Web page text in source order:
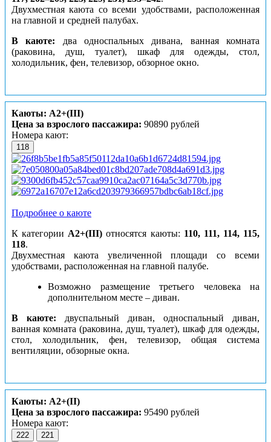
Двухместная каюта со всеми удобствами, расположенная
на главной и средней палубах.
В каюте: два односпальных дивана, ванная комната
(раковина, душ, туалет), шкаф для одежды, стол,
холодильник, фен, телевизор, обзорное окно.
Каюты: А2+(III)
Цена за взрослого пассажира: 90890 рублей
Номера кают:
118
Подробнее о каюте
К категорииА2+(III) относятся каюты: 110, 111, 114, 115,
118.
Двухместная каюта увеличенной площади со всеми
удобствами, расположенная на главной палубе.
Возможно размещение третьего человека на
дополнительном месте – диван.
В каюте: двуспальный диван, односпальный диван,
ванная комната (раковина, душ, туалет), шкаф для одежды,
стол, холодильник, фен, телевизор, общая система
вентиляции, обзорные окна.
Каюты: А2+(II)
Цена за взрослого пассажира: 95490 рублей
Номера кают:
222 221